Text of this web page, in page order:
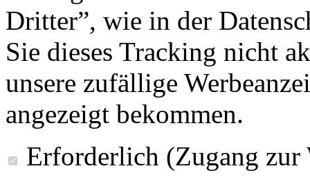
Dritter”, wie in der
Sie dieses Tracking nicht
unsere zufällige
angezeigt bekommen.
Erforderlich (Zugang zur